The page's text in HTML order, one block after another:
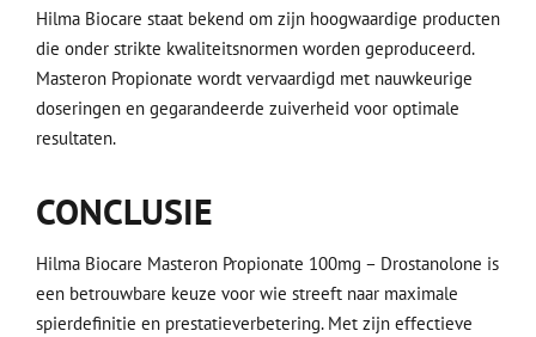
Hilma Biocare staat bekend om zijn hoogwaardige producten
die onder strikte kwaliteitsnormen worden geproduceerd.
Masteron Propionate wordt vervaardigd met nauwkeurige
doseringen en gegarandeerde zuiverheid voor optimale
resultaten.
CONCLUSIE
Hilma Biocare Masteron Propionate 100mg – Drostanolone is
een betrouwbare keuze voor wie streeft naar maximale
spierdefinitie en prestatieverbetering. Met zijn effectieve